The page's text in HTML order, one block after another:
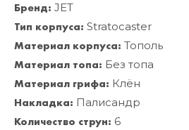
Бренд: JET
Тип корпуса: Stratocaster
Материал корпуса: Тополь
Материал топа: Без топа
Материал грифа: Клён
Накладка: Палисандр
Количество струн: 6